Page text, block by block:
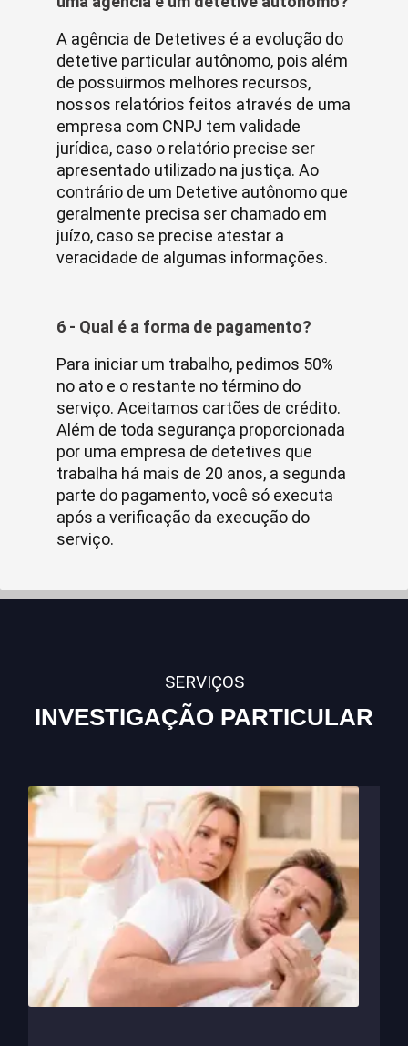
A agência de Detetives é a evolução do
detetive particular autônomo, pois além
de possuirmos melhores recursos,
nossos relatórios feitos através de uma
empresa com CNPJ tem validade
jurídica, caso o relatório precise ser
apresentado utilizado na justiça. Ao
contrário de um Detetive autônomo que
geralmente precisa ser chamado em
juízo, caso se precise atestar a
veracidade de algumas informações.
6 - Qual é a forma de pagamento?
Para iniciar um trabalho, pedimos 50%
no ato e o restante no término do
serviço. Aceitamos cartões de crédito.
Além de toda segurança proporcionada
por uma empresa de detetives que
trabalha há mais de 20 anos, a segunda
parte do pagamento, você só executa
após a verificação da execução do
serviço.
SERVIÇOS
INVESTIGAÇÃO PARTICULAR